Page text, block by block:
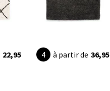
22,95 à partir de 36,95